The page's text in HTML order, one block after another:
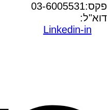
פקס:03-6005531
דוא"ל:
Linkedin-in